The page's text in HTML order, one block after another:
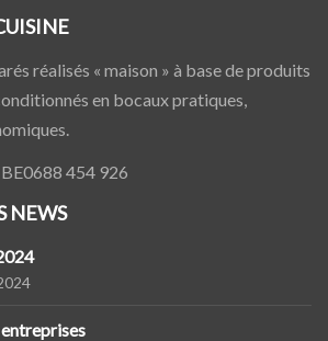
réalisés « maison » à base de produits
en bocaux pratiques,
454 926
NEWS